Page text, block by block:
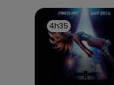
10h00 -
LE TICKET
4h35
4h35